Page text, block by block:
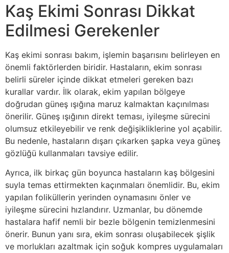
Kaş Ekimi Sonrası Dikkat
Edilmesi Gerekenler
Kaş ekimi sonrası bakım, işlemin başarısını belirleyen en
önemli faktörlerden biridir. Hastaların, ekim sonrası
belirli süreler içinde dikkat etmeleri gereken bazı
kurallar vardır. İlk olarak, ekim yapılan bölgeye
doğrudan güneş ışığına maruz kalmaktan kaçınılması
önerilir. Güneş ışığının direkt teması, iyileşme sürecini
olumsuz etkileyebilir ve renk değişikliklerine yol açabilir.
Bu nedenle, hastaların dışarı çıkarken şapka veya güneş
gözlüğü kullanmaları tavsiye edilir.
Ayrıca, ilk birkaç gün boyunca hastaların kaş bölgesini
suyla temas ettirmekten kaçınmaları önemlidir. Bu, ekim
yapılan foliküllerin yerinden oynamasını önler ve
iyileşme sürecini hızlandırır. Uzmanlar, bu dönemde
hastalara hafif nemli bir bezle bölgenin temizlenmesini
önerir. Bunun yanı sıra, ekim sonrası oluşabilecek şişlik
ve morlukları azaltmak için soğuk kompres uygulamaları